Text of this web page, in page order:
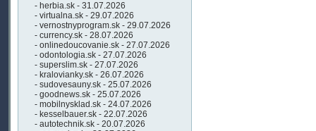
- herbia.sk - 31.07.2026
- virtualna.sk - 29.07.2026
- vernostnyprogram.sk - 29.07.2026
- currency.sk - 28.07.2026
- onlinedoucovanie.sk - 27.07.2026
- odontologia.sk - 27.07.2026
- superslim.sk - 27.07.2026
- kralovianky.sk - 26.07.2026
- sudovesauny.sk - 25.07.2026
- goodnews.sk - 25.07.2026
- mobilnysklad.sk - 24.07.2026
- kesselbauer.sk - 22.07.2026
- autotechnik.sk - 20.07.2026